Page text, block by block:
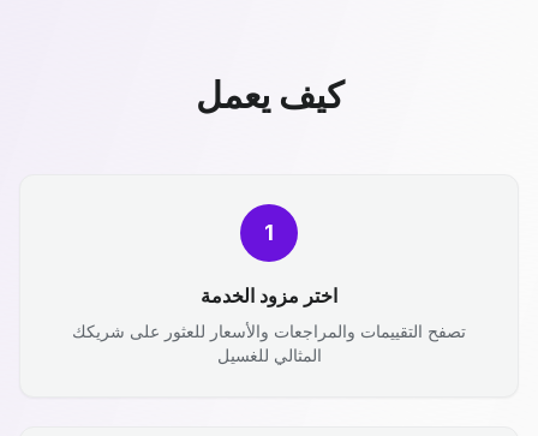
كيف يعمل
1
اختر مزود الخدمة
تصفح التقييمات والمراجعات والأسعار للعثور على شريكك
المثالي للغسيل